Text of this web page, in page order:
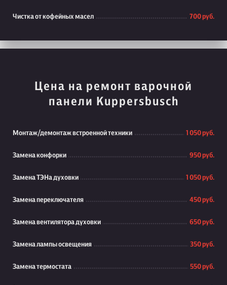
Чистка от кофейных масел 700 руб.
Цена на ремонт варочной
панели Kuppersbusch
Монтаж/демонтаж встроенной техники 1 050 руб.
Замена конфорки 950 руб.
Замена ТЭНа духовки 1 050 руб.
Замена переключателя 450 руб.
Замена вентилятора духовки 650 руб.
Замена лампы освещения 350 руб.
Замена термостата 550 руб.